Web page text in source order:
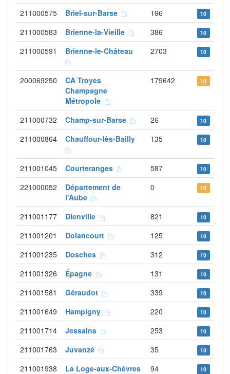
211000575 Briel-sur-Barse 196 10
211000583 Brienne-la-Vieille 386 10
211000591 Brienne-le-Château 2703 10
200069250
CA Troyes
Champagne
Métropole
179642 10
211000732 Champ-sur-Barse 26 10
211000864 Chauffour-lès-Bailly 135 10
211001045 Courteranges 587 10
221000052
Département de
l'Aube
0 10
211001177 Dienville 821 10
211001201 Dolancourt 125 10
211001235 Dosches 312 10
211001326 Épagne 131 10
211001581 Géraudot 339 10
211001649 Hampigny 220 10
211001714 Jessains 253 10
211001763 Juvanzé 35 10
211001938 La Loge-aux-Chèvres 94 10